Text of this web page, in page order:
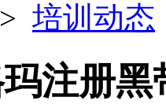
培训动态
注册黑